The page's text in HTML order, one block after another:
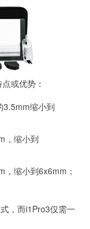
或优势：
3.5mm缩小到
，缩小到
缩小到6x6mm；
，而i1Pro3仅需一